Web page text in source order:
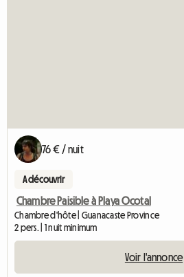
76 € / nuit
A découvrir
Chambre Paisible à Playa Ocotal
Chambre d'hôte | Guanacaste Province
2 pers. | 1 nuit minimum
Voir l'annonce